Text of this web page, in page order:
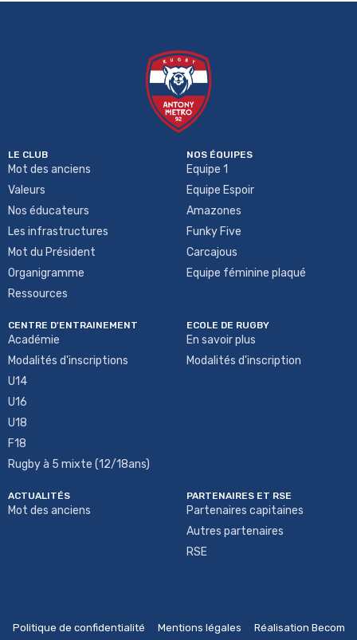
LE CLUB
Mot des anciens
Valeurs
Nos éducateurs
Les infrastructures
Mot du Président
Organigramme
Ressources
NOS ÉQUIPES
Equipe 1
Equipe Espoir
Amazones
Funky Five
Carcajous
Equipe féminine plaqué
CENTRE D'ENTRAINEMENT
Académie
Modalités d'inscriptions
U14
U16
U18
F18
Rugby à 5 mixte (12/18ans)
ECOLE DE RUGBY
En savoir plus
Modalités d'inscription
ACTUALITÉS
Mot des anciens
PARTENAIRES ET RSE
Partenaires capitaines
Autres partenaires
RSE
Politique de confidentialité Mentions légales Réalisation Becom